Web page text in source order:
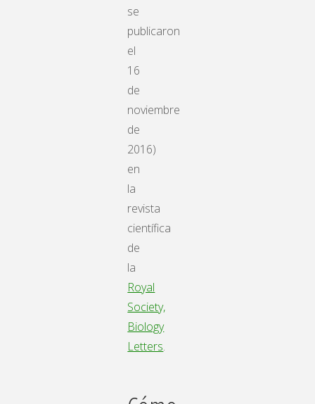
se
publicaron
el
16
de
noviembre
de
2016)
en
la
revista
científica
de
la
Royal
Society,
Biology
Letters.